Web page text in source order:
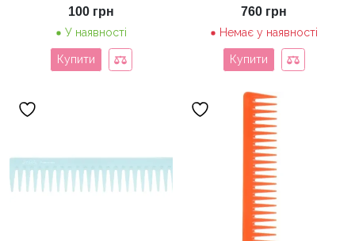
100 грн
У наявності
Купити
760 грн
Немає у наявності
Купити